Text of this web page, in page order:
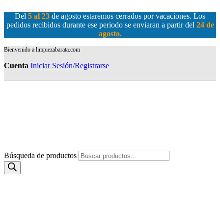
Del 5 al 23 de agosto estaremos cerrados por vacaciones. Los
pedidos recibidos durante ese periodo se enviaran a partir del 24 de
agosto.
Bienvenido a limpiezabarata.com
Cuenta Iniciar Sesión/Registrarse
Búsqueda de productos